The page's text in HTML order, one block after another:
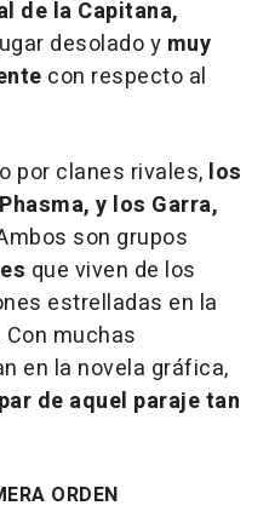
de la Capitana,
desolado y muy
con respecto al
por clanes rivales, los
y los Garra,
son grupos
que viven de los
estrelladas en la
muchas
en la novela gráfica,
de aquel paraje tan
ORDEN